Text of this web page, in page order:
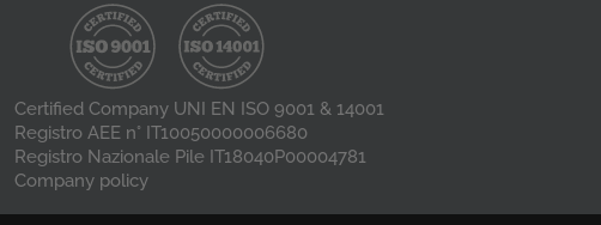
Certified Company UNI EN ISO 9001 & 14001
Registro AEE n° IT10050000006680
Registro Nazionale Pile IT18040P00004781
Company policy